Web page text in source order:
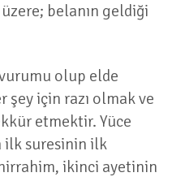
belanın geldiği
olup elde
şey için razı olmak ve
etmektir. Yüce
ilk suresinin ilk
ikinci ayetinin